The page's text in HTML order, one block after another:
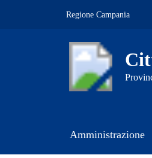
Regione Campania
Amministrazione